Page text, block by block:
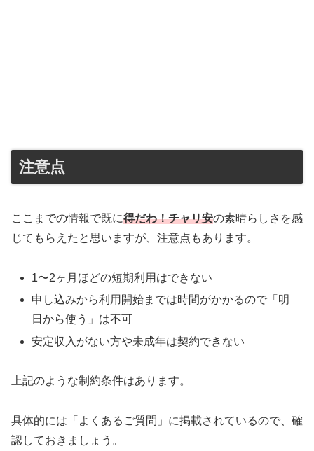
注意点
ここまでの情報で既に得だわ！チャリ安の素晴らしさを感
じてもらえたと思いますが、注意点もあります。
1〜2ヶ月ほどの短期利用はできない
申し込みから利用開始までは時間がかかるので「明
日から使う」は不可
安定収入がない方や未成年は契約できない
上記のような制約条件はあります。
具体的には「よくあるご質問」に掲載されているので、確
認しておきましょう。